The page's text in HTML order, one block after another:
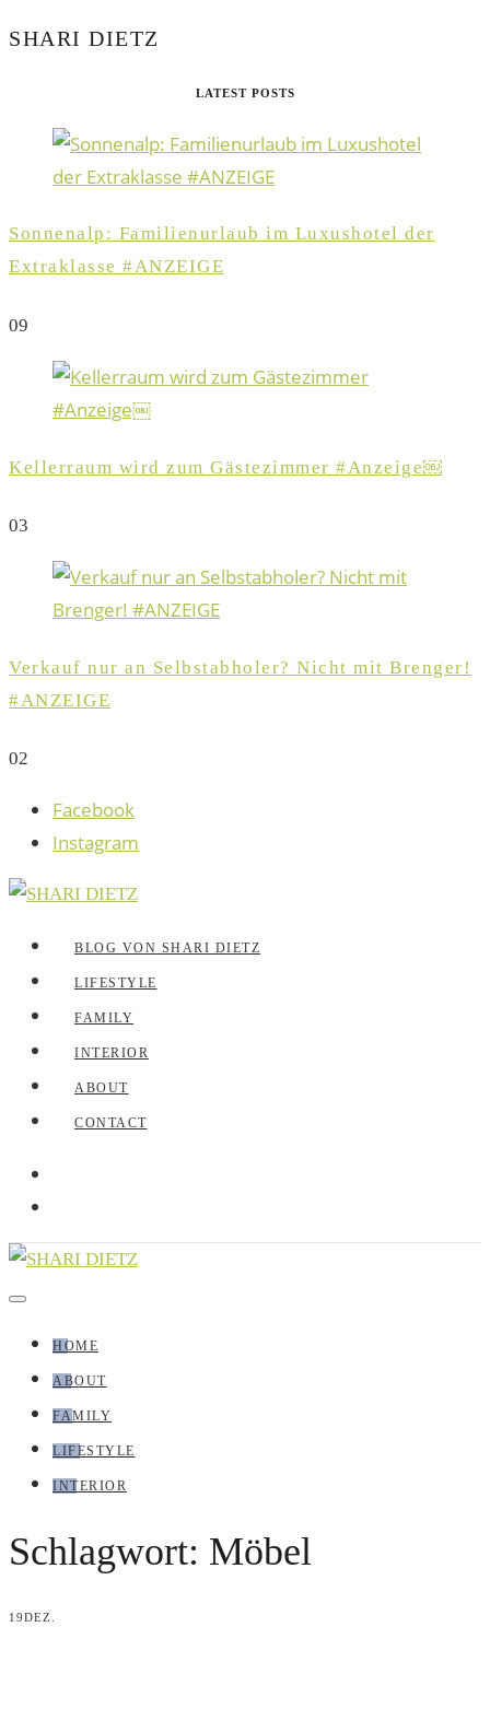
SHARI DIETZ
LATEST POSTS
Sonnenalp: Familienurlaub im Luxushotel der
Extraklasse #ANZEIGE
09
Kellerraum wird zum Gästezimmer #Anzeige￼
03
Verkauf nur an Selbstabholer? Nicht mit Brenger!
#ANZEIGE
02
Facebook
Instagram
BLOG VON SHARI DIETZ
LIFESTYLE
FAMILY
INTERIOR
ABOUT
CONTACT
HOME
ABOUT
FAMILY
LIFESTYLE
INTERIOR
Schlagwort: Möbel
19DEZ.